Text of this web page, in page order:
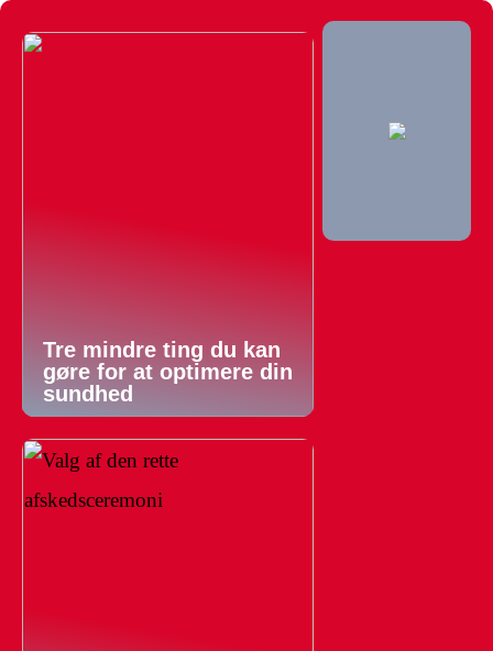
Tre mindre ting du kan
gøre for at optimere din
sundhed